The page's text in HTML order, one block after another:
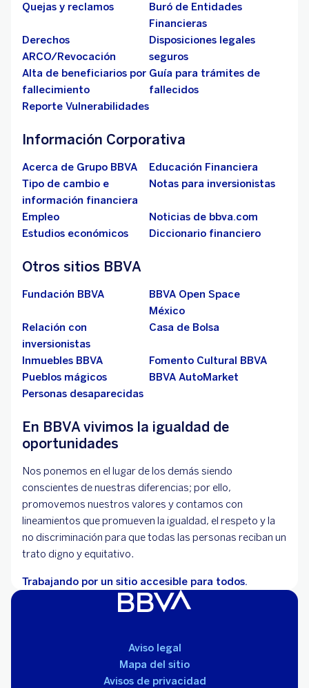
Quejas y reclamos
Buró de Entidades
Financieras
Derechos
ARCO/Revocación
Disposiciones legales
seguros
Alta de beneficiarios por
fallecimiento
Guía para trámites de
fallecidos
Reporte Vulnerabilidades
Información Corporativa
Acerca de Grupo BBVA
Educación Financiera
Tipo de cambio e
información financiera
Notas para inversionistas
Empleo
Noticias de bbva.com
Estudios económicos
Diccionario financiero
Otros sitios BBVA
Fundación BBVA
BBVA Open Space
México
Relación con
inversionistas
Casa de Bolsa
Inmuebles BBVA
Fomento Cultural BBVA
Pueblos mágicos
BBVA AutoMarket
Personas desaparecidas
En BBVA vivimos la igualdad de
oportunidades
Nos ponemos en el lugar de los demás siendo
conscientes de nuestras diferencias; por ello,
promovemos nuestros valores y contamos con
lineamientos que promueven la igualdad, el respeto y la
no discriminación para que todas las personas reciban un
trato digno y equitativo.
Trabajando por un sitio accesible para todos.
Aviso legal
Mapa del sitio
Avisos de privacidad